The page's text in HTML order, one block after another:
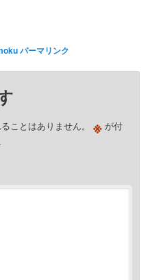
パーマリンク
ことはありません。 ※ が付